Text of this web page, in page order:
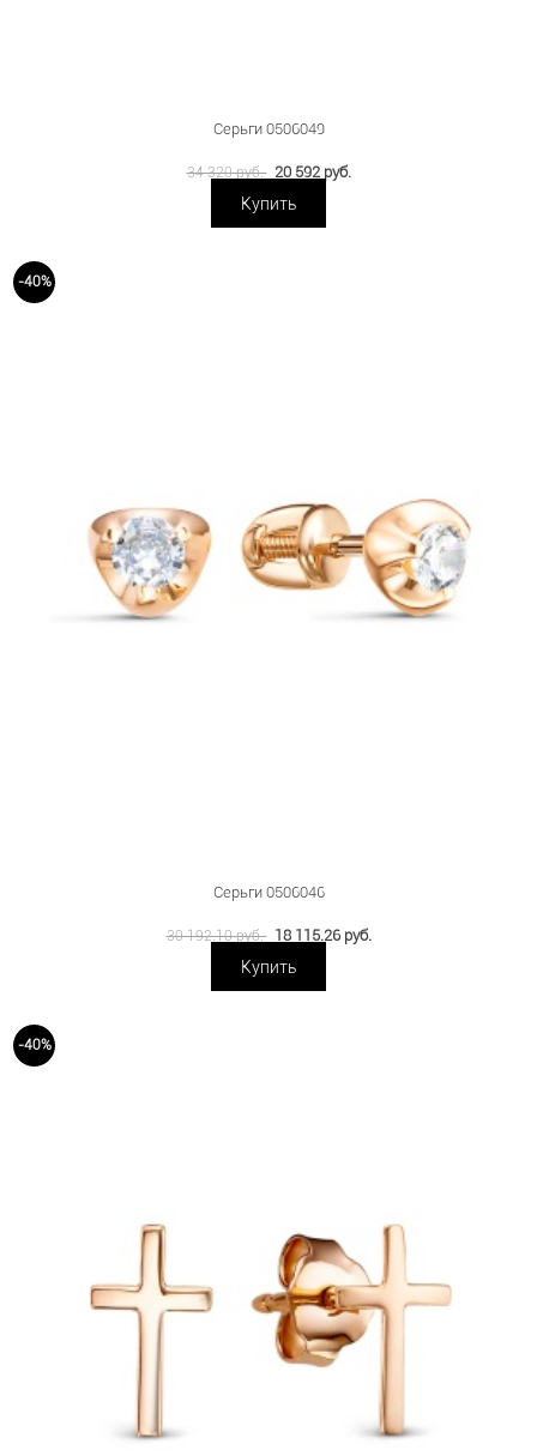
Серьги 0506049
34 320 руб. 20 592 руб.
Купить
-40%
Серьги 0506046
30 192.10 руб. 18 115.26 руб.
Купить
-40%